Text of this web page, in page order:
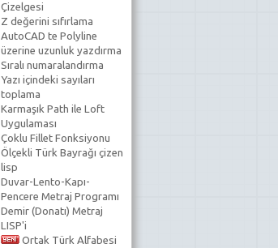
Çizelgesi
Z değerini sıfırlama
AutoCAD te Polyline
üzerine uzunluk yazdırma
Sıralı numaralandırma
Yazı içindeki sayıları
toplama
Karmaşık Path ile Loft
Uygulaması
Çoklu Fillet Fonksiyonu
Ölçekli Türk Bayrağı çizen
lisp
Duvar-Lento-Kapı-
Pencere Metraj Programı
Demir (Donatı) Metraj
LISP'i
Ortak Türk Alfabesi